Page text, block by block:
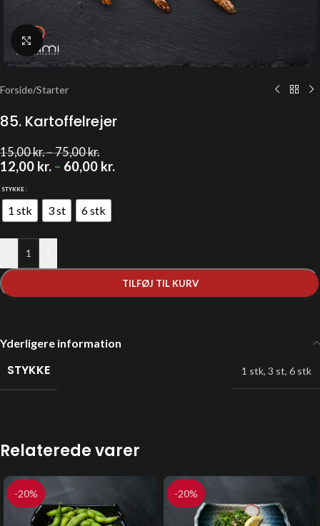
Klik for at forstørre
Forside/Starter
85. Kartoffelrejer
15,00kr.–75,00kr.
12,00 kr. – 60,00 kr.
STYKKE
1 stk 3 st 6 stk
TILFØJ TIL KURV
Yderligere information
STYKKE 1 stk, 3 st, 6 stk
Relaterede varer
-20% -20%